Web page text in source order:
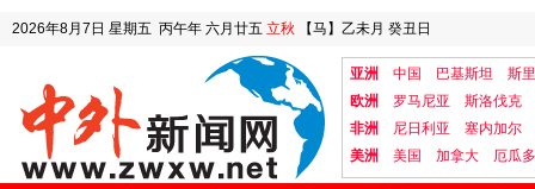
2026年8月7日 星期五 丙午年 六月廿五 立秋 【马】乙未月 癸丑日
亚洲 中国 巴基斯坦
斯
欧洲
罗马尼亚
斯洛伐克
非洲
尼日利亚
塞内加尔
美洲
美国 加拿大 厄瓜